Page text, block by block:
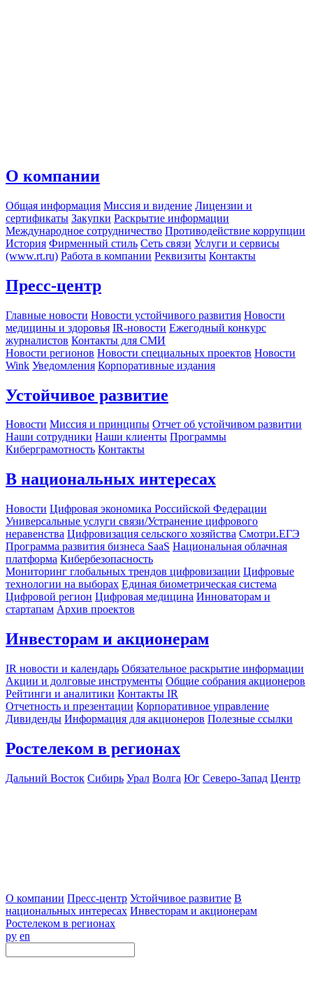
О компании
Общая информация Миссия и видение Лицензии и
сертификаты Закупки Раскрытие информации
Международное сотрудничество Противодействие коррупции
История Фирменный стиль Сеть связи Услуги и сервисы
(www.rt.ru) Работа в компании Реквизиты Контакты
Пресс-центр
Главные новости Новости устойчивого развития Новости
медицины и здоровья IR-новости Ежегодный конкурс
журналистов Контакты для СМИ
Новости регионов Новости специальных проектов Новости
Wink Уведомления Корпоративные издания
Устойчивое развитие
Новости Миссия и принципы Отчет об устойчивом развитии
Наши сотрудники Наши клиенты Программы
Киберграмотность Контакты
В национальных интересах
Новости Цифровая экономика Российской Федерации
Универсальные услуги связи/Устранение цифрового
неравенства Цифровизация сельского хозяйства Смотри.ЕГЭ
Программа развития бизнеса SaaS Национальная облачная
платформа Кибербезопасность
Мониторинг глобальных трендов цифровизации Цифровые
технологии на выборах Единая биометрическая система
Цифровой регион Цифровая медицина Инноваторам и
стартапам Архив проектов
Инвесторам и акционерам
IR новости и календарь Обязательное раскрытие информации
Акции и долговые инструменты Общие собрания акционеров
Рейтинги и аналитики Контакты IR
Отчетность и презентации Корпоративное управление
Дивиденды Информация для акционеров Полезные ссылки
Ростелеком в регионах
Дальний Восток Сибирь Урал Волга Юг Северо-Запад Центр
О компании Пресс-центр Устойчивое развитие В
национальных интересах Инвесторам и акционерам
Ростелеком в регионах
ру en